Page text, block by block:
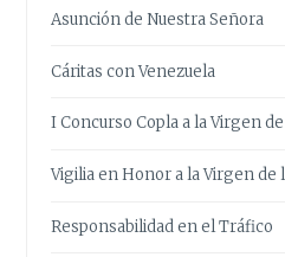
Asunción de Nuestra Señora
Cáritas con Venezuela
I Concurso Copla a la Virgen
Vigilia en Honor a la Virgen de
Responsabilidad en el Tráfico